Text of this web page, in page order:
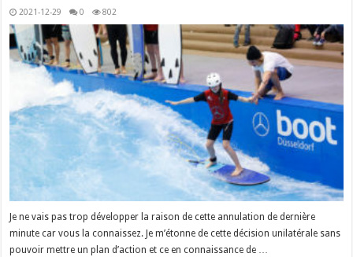
2021-12-29 0 802
Je ne vais pas trop développer la raison de cette annulation de dernière
minute car vous la connaissez. Je m’étonne de cette décision unilatérale sans
pouvoir mettre un plan d’action et ce en connaissance de …